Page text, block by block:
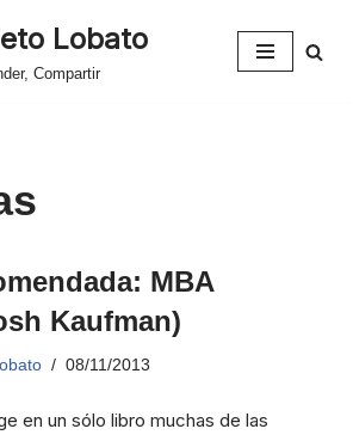
Lobato
Compartir
MBA
Kaufman)
08/11/2013
en un sólo libro muchas de las